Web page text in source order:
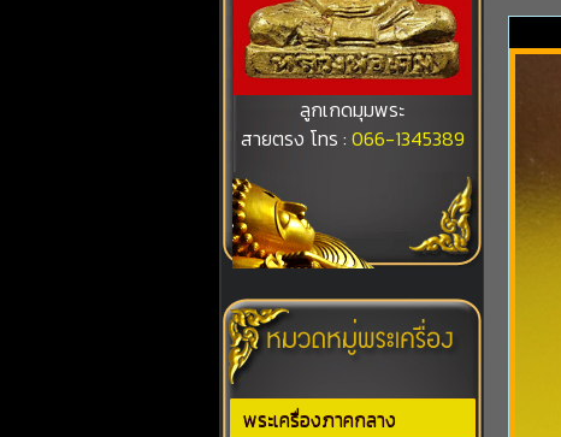
ลูกเกดมุมพระ
สายตรง โทร : 066-1345389
พระเครื่องภาคกลาง